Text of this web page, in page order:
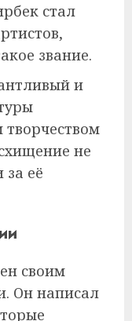
стал
звание.
и
творчеством
не
за её
своим
Он написал